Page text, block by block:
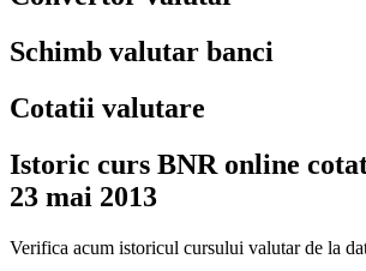
Schimb valutar banci
Cotatii valutare
Istoric curs BNR online
23 mai 2013
Verifica acum istoricul cursului valutar de la